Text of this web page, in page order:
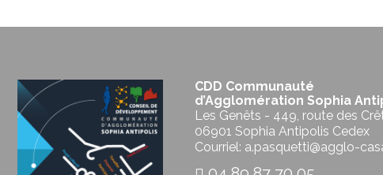
CDD Communauté
d’Agglomération Sophia
Les Genêts - 449, route des
06901 Sophia Antipolis Cedex
Courriel: a.pasquetti@agglo-